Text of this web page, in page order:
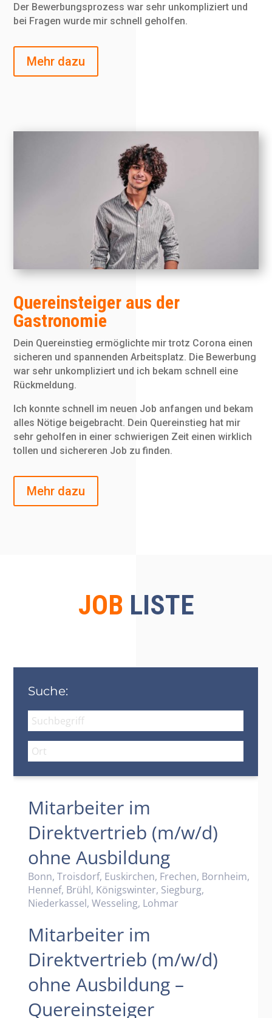
Der Bewerbungsprozess war sehr unkompliziert und
bei Fragen wurde mir schnell geholfen.
Mehr dazu
Quereinsteiger aus der
Gastronomie
Dein Quereinstieg ermöglichte mir trotz Corona einen
sicheren und spannenden Arbeitsplatz. Die Bewerbung
war sehr unkompliziert und ich bekam schnell eine
Rückmeldung.
Ich konnte schnell im neuen Job anfangen und bekam
alles Nötige beigebracht. Dein Quereinstieg hat mir
sehr geholfen in einer schwierigen Zeit einen wirklich
tollen und sichereren Job zu finden.
Mehr dazu
JOB LISTE